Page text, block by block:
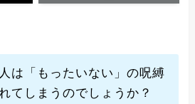
は「もったいない」の呪縛
てしまうのでしょうか？